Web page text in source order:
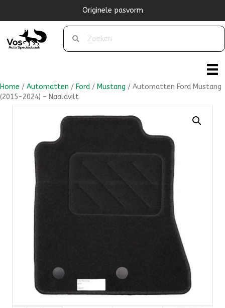
Originele pasvorm
Home / Automatten / Ford / Mustang / Automatten Ford Mustang
(2015-2024) – Naaldvilt